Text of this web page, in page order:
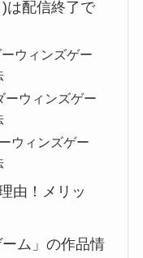
は配信終了で
ウィンズゲー
ーウィンズゲー
ウィンズゲー
由！メリッ
ム」の作品情